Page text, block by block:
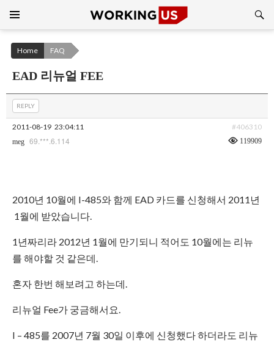
CONTENT
Home FAQ
EAD 리뉴얼 FEE
REPLY
2011-08-19 23:04:11 #406310
meg 69.***.6.114 119909
2010년 10월에 I-485와 함께 EAD 카드를 신청해서 2011년
1월에 받았습니다.
1년짜리라 2012년 1월에 만기되니 적어도 10월에는 리뉴
를 해야할 것 같은데.
혼자 한번 해보려고 하는데.
리뉴얼 Fee가 궁금해서요.
I – 485를 2007년 7월 30일 이후에 신청했다 하더라도 리뉴